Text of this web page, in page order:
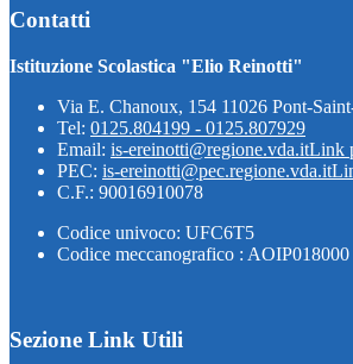
Contatti
Istituzione Scolastica "Elio Reinotti"
Via E. Chanoux, 154 11026 Pont-
Tel: 0125.804199 - 0125.807929
Email: is-ereinotti@regione.vda.itLink
PEC: is-ereinotti@pec.regione.vda.it
C.F.: 90016910078
Codice univoco: UFC6T5
Codice meccanografico : AOIP018000
Sezione Link Utili